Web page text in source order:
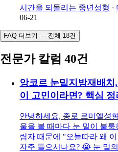
시간을 되돌리는 중년성형 ·
06-21
FAQ 더보기 — 전체 18건
전문가 칼럼 40건
앙코르 눈밑지방재배
이 고민이라면? 핵심
안녕하세요, 종로 르미엘성
울을 볼 때마다 눈 밑이 불
림자 때문에 "오늘따라 왜
자주 들으시나요? 😭 눈 밑